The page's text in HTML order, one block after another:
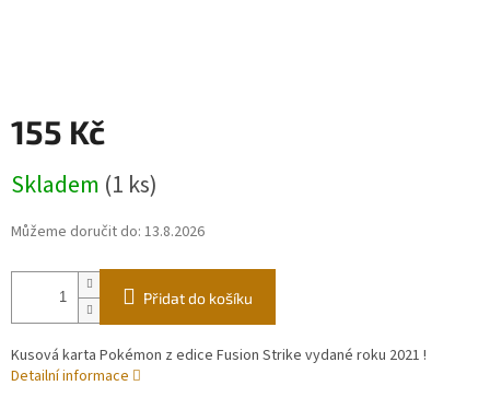
155 Kč
cena:
Skladem (1 ks)
Můžeme doručit do: 13.8.2026
Přidat do košíku
Kusová karta Pokémon z edice Fusion Strike vydané roku 2021 !
Detailní informace